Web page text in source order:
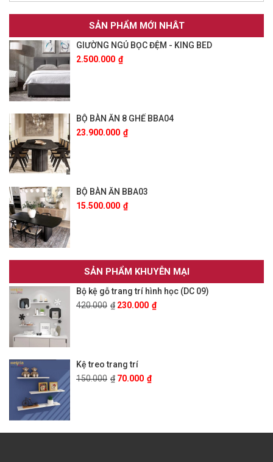
SẢN PHẨM MỚI NHÂT
GIƯỜNG NGỦ BỌC ĐỆM - KING BED
2.500.000 ₫
BỘ BÀN ĂN 8 GHẾ BBA04
23.900.000 ₫
BỘ BÀN ĂN BBA03
15.500.000 ₫
SẢN PHẨM KHUYỄN MẠI
Bộ kệ gỗ trang trí hình học (DC 09)
420.000 ₫ 230.000 ₫
Kệ treo trang trí
150.000 ₫ 70.000 ₫